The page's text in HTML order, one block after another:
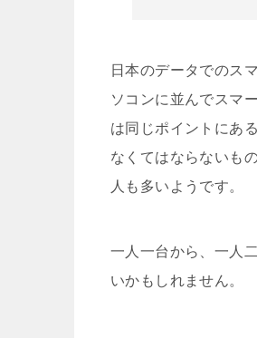
日本のデータでのス
ソコンに並んでスマ
は同じポイントにあ
なくてはならないも
人も多いようです。
一人一台から、一人
いかもしれません。